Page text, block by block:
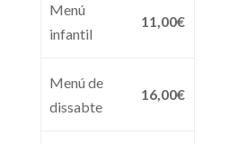
Menú
infantil
11,00€
Menú de
dissabte
16,00€